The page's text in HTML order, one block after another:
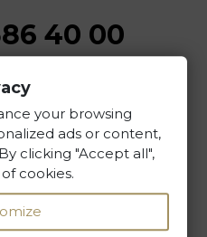
40 00
TO US
your browsing
ads or content,
clicking "Accept all",
cookies.